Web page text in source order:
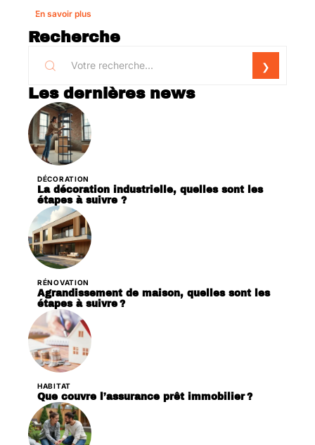
En savoir plus
Recherche
Les dernières news
DÉCORATION
La décoration industrielle, quelles sont les
étapes à suivre ?
RÉNOVATION
Agrandissement de maison, quelles sont les
étapes à suivre ?
HABITAT
Que couvre l’assurance prêt immobilier ?